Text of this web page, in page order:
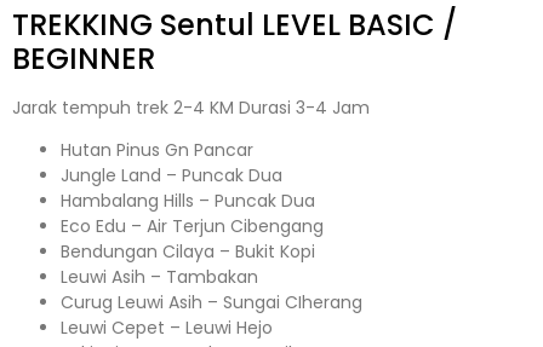
TREKKING Sentul LEVEL BASIC /
BEGINNER
Jarak tempuh trek 2-4 KM Durasi 3-4 Jam
Hutan Pinus Gn Pancar
Jungle Land – Puncak Dua
Hambalang Hills – Puncak Dua
Eco Edu – Air Terjun Cibengang
Bendungan Cilaya – Bukit Kopi
Leuwi Asih – Tambakan
Curug Leuwi Asih – Sungai CIherang
Leuwi Cepet – Leuwi Hejo